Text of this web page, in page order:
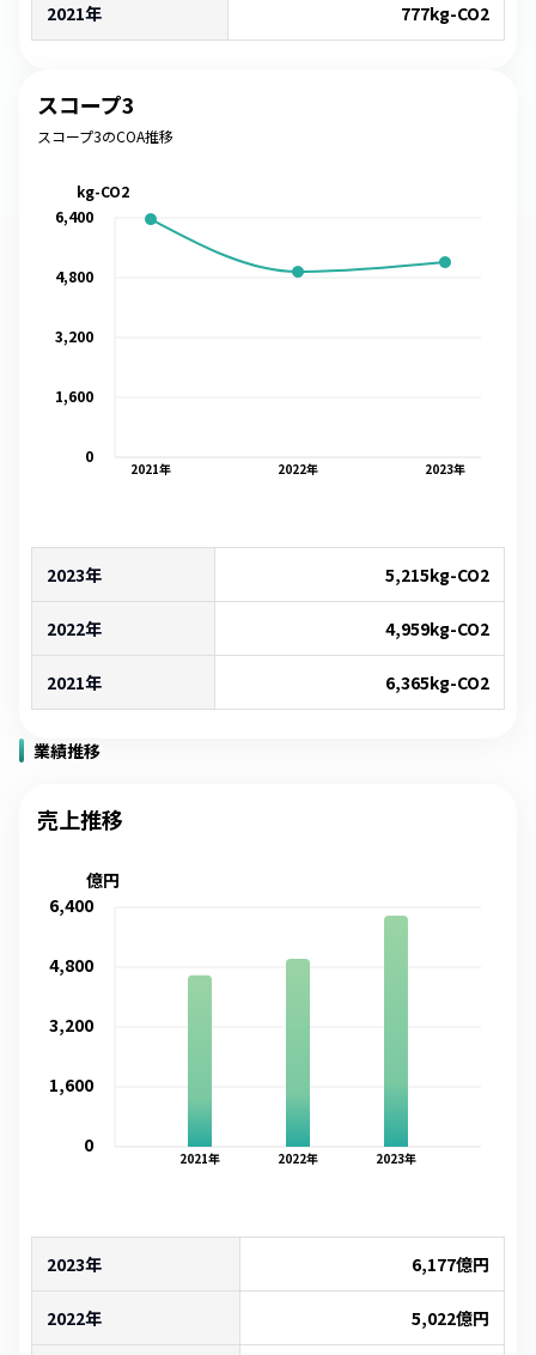
2021年 777kg-CO2
スコープ3
スコープ3のCOA推移
2021年 2022年 2023年
0
1,600
3,200
4,800
6,400
kg-CO2
2023年 5,215kg-CO2
2022年 4,959kg-CO2
2021年 6,365kg-CO2
業績推移
売上推移
2021年 2022年 2023年
0
1,600
3,200
4,800
6,400
億円
2023年 6,177億円
2022年 5,022億円